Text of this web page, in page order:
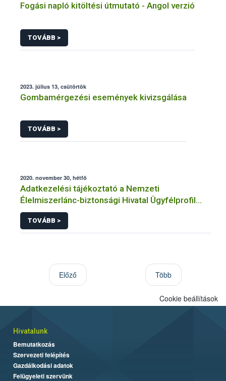
Fogási napló kitöltési útmutató - Angol verzió
TOVÁBB >
2023. július 13, csütörtök
Gombamérgezési események kivizsgálása
TOVÁBB >
2020. november 30, hétfő
Adatkezelési tájékoztató a Nemzeti
Élelmiszerlánc-biztonsági Hivatal Ügyfélprofil
Rendszerben növényvédő szer gyártás,
forgalmazás témakörben intézhető közhatalmi
eljárásaihoz kapcsolódó adatkezeléséhez
TOVÁBB >
Előző Több
Cookie beállítások
Hivatalunk
Bemutatkozás
Szervezeti felépítés
Gazdálkodási adatok
Felügyeleti szervünk